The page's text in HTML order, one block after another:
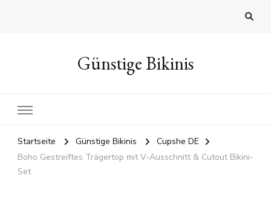
Günstige Bikinis
Startseite Günstige Bikinis
Cupshe DE
Boho Gestreiftes Trägertop mit V-Ausschnitt & Cutout Bikini-
Set